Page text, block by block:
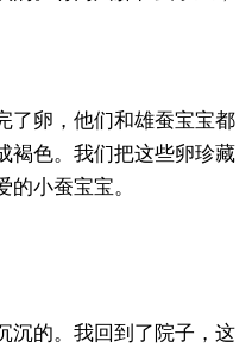
卵，他们和雄蚕宝宝都
褐色。我们把这些卵珍藏
小蚕宝宝。
的。我回到了院子，这